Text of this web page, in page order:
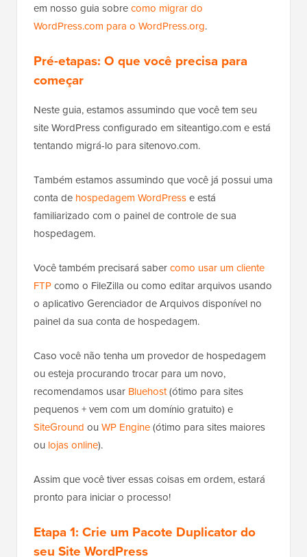
em nosso guia sobrecomo migrar do
WordPress.com para o WordPress.org.
Pré-etapas: O que você precisa para
começar
Neste guia, estamos assumindo que você tem seu
site WordPress configurado em siteantigo.com e está
tentando migrá-lo para sitenovo.com.
Também estamos assumindo que você já possui uma
conta de hospedagem WordPresse está
familiarizado com o painel de controle de sua
hospedagem.
Você também precisará sabercomo usar um cliente
FTPcomo o FileZilla ou como editar arquivos usando
o aplicativo Gerenciador de Arquivos disponível no
painel da sua conta de hospedagem.
Caso você não tenha um provedor de hospedagem
ou esteja procurando trocar para um novo,
recomendamos usar Bluehost(ótimo para sites
pequenos + vem com um domínio gratuito) e
SiteGround ou WP Engine(ótimo para sites maiores
ou lojas online).
Assim que você tiver essas coisas em ordem, estará
pronto para iniciar o processo!
Etapa 1: Crie um Pacote Duplicator do
seu Site WordPress